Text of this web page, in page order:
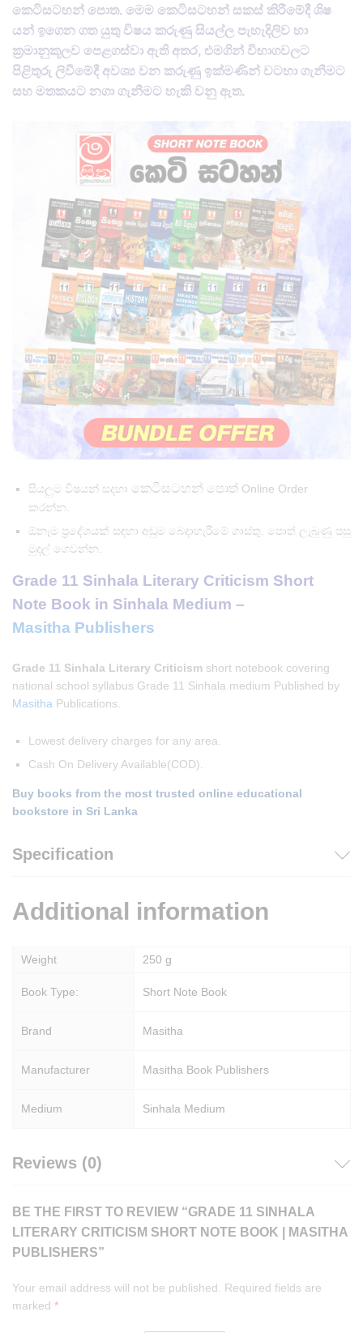
කෙටිසටහන් පොත. මෙම කෙටිසටහන් සකස් කිරීමේදී ශිෂ​
‍‍යන් ඉගෙන ගත යුතු විෂය කරුණු සියල්ල පැහැදිලිව හා
ක්‍රමානුකූලව පෙළගස්වා ඇති අතර, එමගින් විභාගවලට
පිළිතුරු ලිවීමේදී අවශ්‍ය වන කරුණු ඉක්මණින් වටහා ගැනීමට
සහ මතකයට නගා ගැනීමට හැකි වනු ඇත​.
සියලුම විෂයන් සදහා කෙටිසටහන් පොත් Online Order
කරන්න.
ඕනෑම ප්‍රදේශයක් සඳහා අඩුම බෙදාහැරීමේ ගාස්තු. පොත් ලැබුණු පසු
මුදල් ගෙවන්න.
Grade 11 Sinhala Literary Criticism Short
Note Book in Sinhala Medium –
Masitha Publishers
Grade 11 Sinhala Literary Criticism short notebook covering
national school syllabus Grade 11 Sinhala medium Published by
Masitha Publications.
Lowest delivery charges for any area.
Cash On Delivery Available(COD).
Buy books from the most trusted online educational
bookstore in Sri Lanka
Specification
Additional information
Weight 250 g
Book Type: Short Note Book
Brand Masitha
Manufacturer Masitha Book Publishers
Medium Sinhala Medium
Reviews (0)
BE THE FIRST TO REVIEW “GRADE 11 SINHALA
LITERARY CRITICISM SHORT NOTE BOOK | MASITHA
PUBLISHERS”
Your email address will not be published.
Required fields are
marked *